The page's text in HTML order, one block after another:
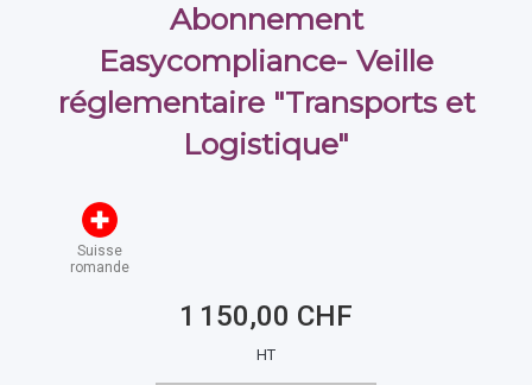
Abonnement
Easycompliance- Veille
réglementaire "Transports et
Logistique"
Suisse
romande
1 150,00 CHF
HT